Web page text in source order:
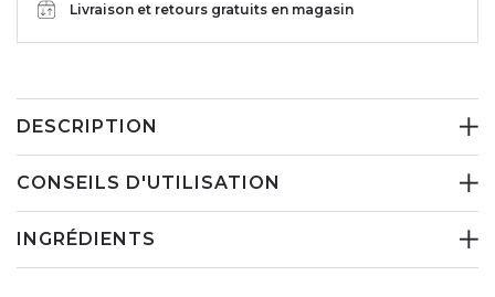
Livraison et retours gratuits en magasin
DESCRIPTION
CONSEILS D'UTILISATION
INGRÉDIENTS